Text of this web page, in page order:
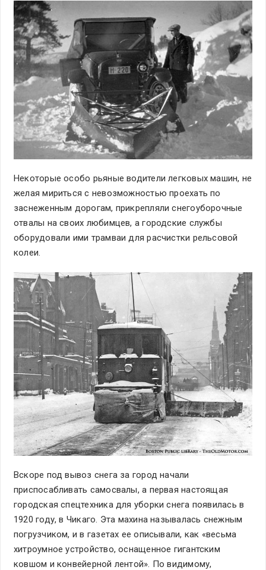
Некоторые особо рьяные водители легковых машин, не
желая мириться с невозможностью проехать по
заснеженным дорогам, прикрепляли снегоуборочные
отвалы на своих любимцев, а городские службы
оборудовали ими трамваи для расчистки рельсовой
колеи.
Вскоре под вывоз снега за город начали
приспосабливать самосвалы, а первая настоящая
городская спецтехника для уборки снега появилась в
1920 году, в Чикаго. Эта махина называлась снежным
погрузчиком, и в газетах ее описывали, как «весьма
хитроумное устройство, оснащенное гигантским
ковшом и конвейерной лентой». По видимому,